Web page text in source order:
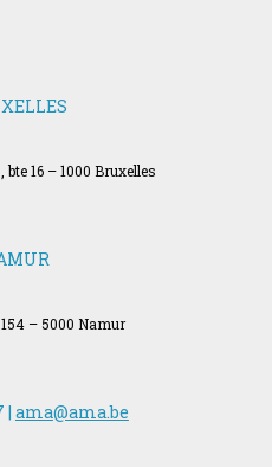
16 – 1000 Bruxelles
– 5000 Namur
| ama@ama.be